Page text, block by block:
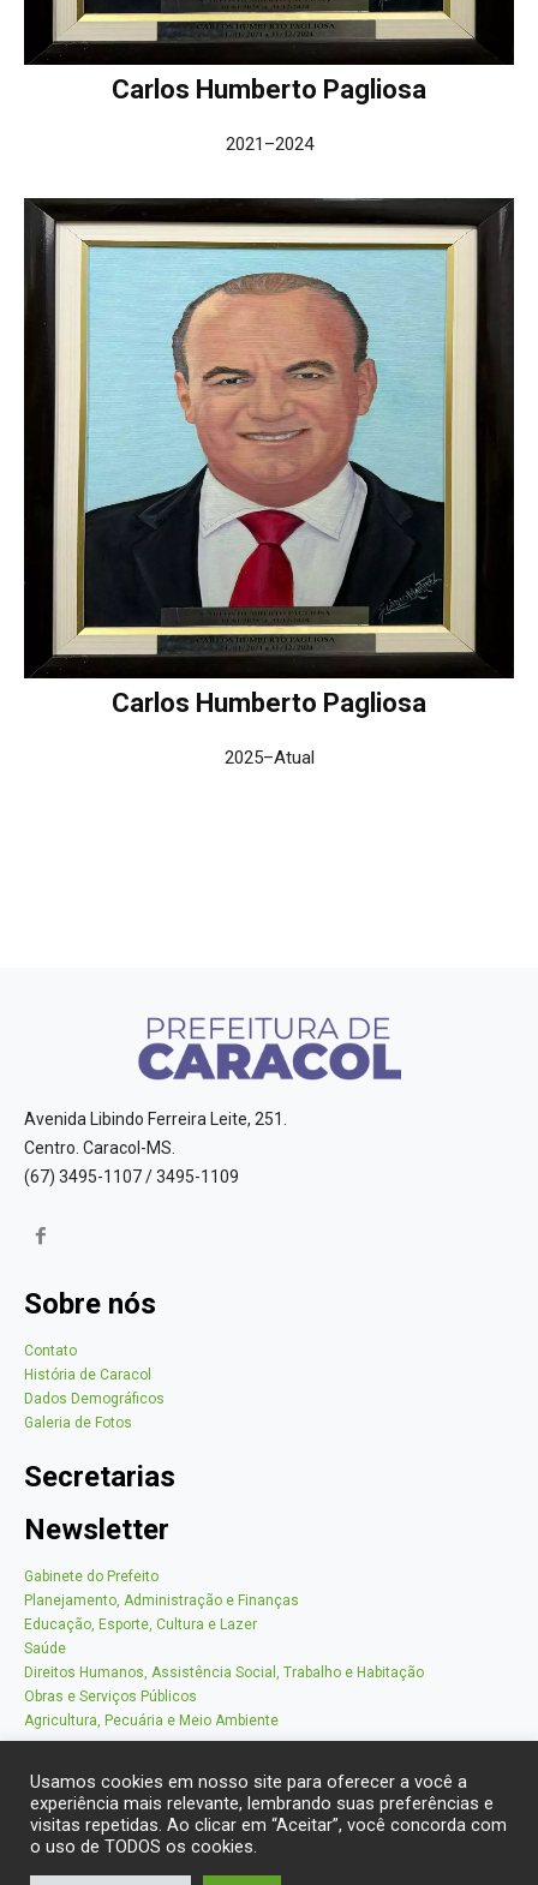
Carlos Humberto Pagliosa
2021–2024
Carlos Humberto Pagliosa
2025–Atual
Avenida Libindo Ferreira Leite, 251.
Centro. Caracol-MS.
(67) 3495-1107 / 3495-1109
Sobre nós
Contato
História de Caracol
Dados Demográficos
Galeria de Fotos
Secretarias
Newsletter
Gabinete do Prefeito
Planejamento, Administração e Finanças
Educação, Esporte, Cultura e Lazer
Saúde
Direitos Humanos, Assistência Social, Trabalho e Habitação
Obras e Serviços Públicos
Agricultura, Pecuária e Meio Ambiente
Usamos cookies em nosso site para oferecer a você a
experiência mais relevante, lembrando suas preferências e
visitas repetidas. Ao clicar em “Aceitar”, você concorda com
o uso de TODOS os cookies.